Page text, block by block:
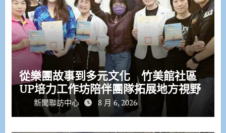
從樂團故事到多元文化 竹美館社區
UP培力工作坊陪伴團隊拓展地方視野
新聞聯訪中心 8 月 6, 2026